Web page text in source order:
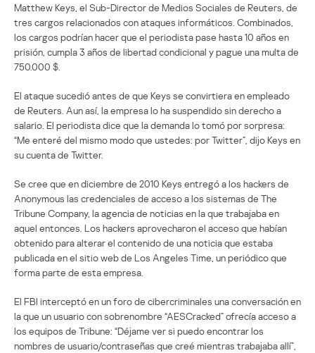
Matthew Keys, el Sub-Director de Medios Sociales de Reuters, de
tres cargos relacionados con ataques informáticos. Combinados,
los cargos podrían hacer que el periodista pase hasta 10 años en
prisión, cumpla 3 años de libertad condicional y pague una multa de
750.000 $.
El ataque sucedió antes de que Keys se convirtiera en empleado
de Reuters. Aun así, la empresa lo ha suspendido sin derecho a
salario. El periodista dice que la demanda lo tomó por sorpresa:
“Me enteré del mismo modo que ustedes: por Twitter”, dijo Keys en
su cuenta de Twitter.
Se cree que en diciembre de 2010 Keys entregó a los hackers de
Anonymous las credenciales de acceso a los sistemas de The
Tribune Company, la agencia de noticias en la que trabajaba en
aquel entonces. Los hackers aprovecharon el acceso que habían
obtenido para alterar el contenido de una noticia que estaba
publicada en el sitio web de Los Angeles Time, un periódico que
forma parte de esta empresa.
El FBI interceptó en un foro de cibercriminales una conversación en
la que un usuario con sobrenombre “AESCracked” ofrecía acceso a
los equipos de Tribune: “Déjame ver si puedo encontrar los
nombres de usuario/contraseñas que creé mientras trabajaba allí”,